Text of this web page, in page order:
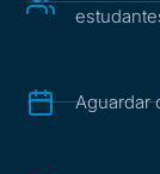
Aguardar